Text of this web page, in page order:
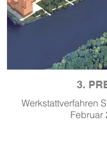
3.
Werkstattverfahren
Februar